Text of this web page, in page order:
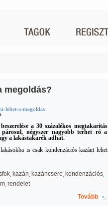
megoldás?
lehet-a-megoldas
a 30 százalékos megtakarítás
négyszer nagyobb terhet ró a
a lakástakarék adhat.
is csak kondenzációs kazánt lehet
kazán kazáncsere kondenzációs
rendelet
Tovább